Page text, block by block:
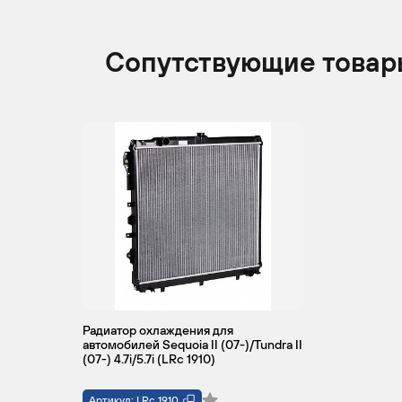
Сопутствующие
Радиатор охлаждения для
автомобилей Sequoia II (07-)/Tundra II
(07-) 4.7i/5.7i (LRc 1910)